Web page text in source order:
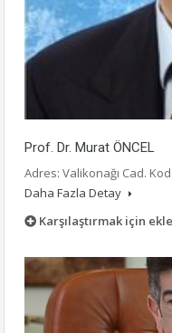
Prof. Dr. Murat ÖNCEL
Adres: Valikonağı Cad.
Daha Fazla Detay
Karşılaştırmak için ekle